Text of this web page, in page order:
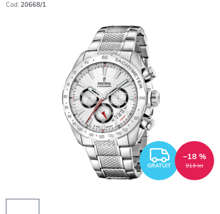
Cod: 20668/1
GRATUIT 913 lei
–18 %